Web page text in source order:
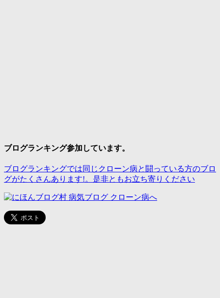
ブログランキング参加しています。
ブログランキングでは同じクローン病と闘っている方のブロ
グがたくさんあります!。是非ともお立ち寄りください